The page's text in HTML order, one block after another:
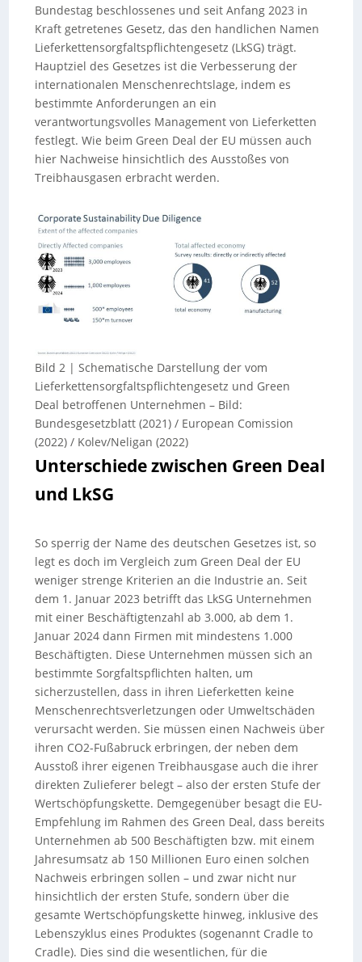
Bundestag beschlossenes und seit Anfang 2023 in
Kraft getretenes Gesetz, das den handlichen Namen
Lieferkettensorgfaltspflichtengesetz (LkSG) trägt.
Hauptziel des Gesetzes ist die Verbesserung der
internationalen Menschenrechtslage, indem es
bestimmte Anforderungen an ein
verantwortungsvolles Management von Lieferketten
festlegt. Wie beim Green Deal der EU müssen auch
hier Nachweise hinsichtlich des Ausstoßes von
Treibhausgasen erbracht werden.
Bild 2 | Schematische Darstellung der vom
Lieferkettensorgfaltspflichtengesetz und Green
Deal betroffenen Unternehmen – Bild:
Bundesgesetzblatt (2021) / European Comission
(2022) / Kolev/Neligan (2022)
Unterschiede zwischen Green Deal
und LkSG
So sperrig der Name des deutschen Gesetzes ist, so
legt es doch im Vergleich zum Green Deal der EU
weniger strenge Kriterien an die Industrie an. Seit
dem 1. Januar 2023 betrifft das LkSG Unternehmen
mit einer Beschäftigtenzahl ab 3.000, ab dem 1.
Januar 2024 dann Firmen mit mindestens 1.000
Beschäftigten. Diese Unternehmen müssen sich an
bestimmte Sorgfaltspflichten halten, um
sicherzustellen, dass in ihren Lieferketten keine
Menschenrechtsverletzungen oder Umweltschäden
verursacht werden. Sie müssen einen Nachweis über
ihren CO2-Fußabruck erbringen, der neben dem
Ausstoß ihrer eigenen Treibhausgase auch die ihrer
direkten Zulieferer belegt – also der ersten Stufe der
Wertschöpfungskette. Demgegenüber besagt die EU-
Empfehlung im Rahmen des Green Deal, dass bereits
Unternehmen ab 500 Beschäftigten bzw. mit einem
Jahresumsatz ab 150 Millionen Euro einen solchen
Nachweis erbringen sollen – und zwar nicht nur
hinsichtlich der ersten Stufe, sondern über die
gesamte Wertschöpfungskette hinweg, inklusive des
Lebenszyklus eines Produktes (sogenannt Cradle to
Cradle). Dies sind die wesentlichen, für die